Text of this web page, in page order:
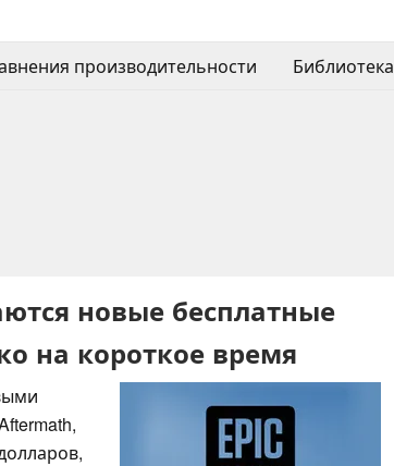
производительности Библиотека
новые бесплатные
на короткое время